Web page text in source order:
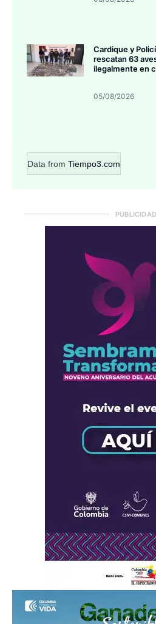
Cardique y
rescatan 63
ilegalmente en
05/08/2026
Data from Tiempo3.com
PUBLICIDAD